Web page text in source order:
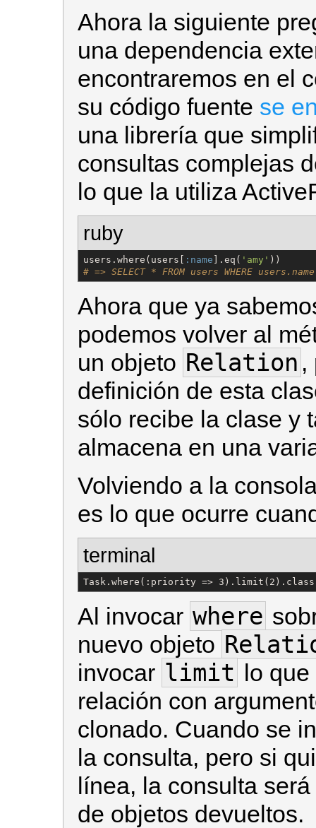
Ahora la siguiente
una dependencia
encontraremos en el
su código fuente se
una librería que
consultas complejas
lo que la utiliza
ruby
users.where(users[ :name ].eq( ' amy '
# => SELECT * FROM users WHERE
Ahora que ya
podemos volver al
un objeto Relation ,
definición de esta
sólo recibe la clase y
almacena en una
Volviendo a la
es lo que ocurre
terminal
Task.where(:priority => 3).limit(2).class
Al invocar where
nuevo objeto
invocar limit lo
relación con
clonado. Cuando se
la consulta, pero si
línea, la consulta
de objetos devueltos.